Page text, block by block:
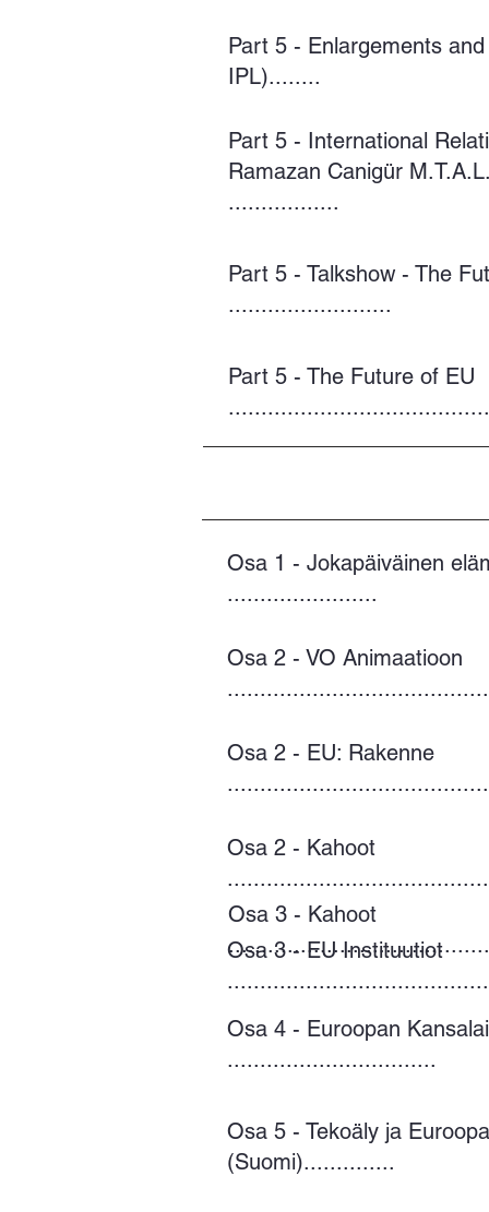
Part 5 - Enlargements
IPL)........
Part 5 - International
Ramazan Canigür
.................
Part 5 - Talkshow - The
.........................
Part 5 - The Future of EU
Osa 1 - Jokapäiväinen
.......................
Osa 2 - VO Animaatioon
Osa 2 - EU: Rakenne
Osa 2 - Kahoot
Osa 3 - EU Instituutiot
Osa 4 - Euroopan
................................
Osa 5 - Tekoäly ja
(Suomi)..............
Osa 3 - Kahoot